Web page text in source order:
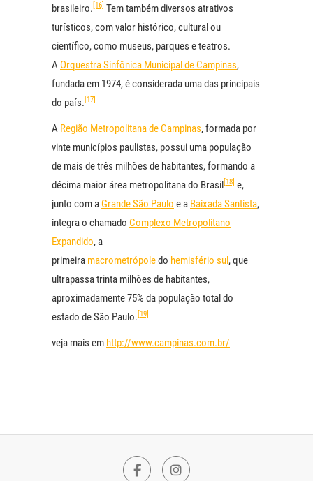
brasileiro. [16] Tem também diversos atrativos
turísticos, com valor histórico, cultural ou
científico, como museus, parques e teatros.
A Orquestra Sinfônica Municipal de Campinas,
fundada em 1974, é considerada uma das principais
do país. [17]
A Região Metropolitana de Campinas, formada por
vinte municípios paulistas, possui uma população
de mais de três milhões de habitantes, formando a
décima maior área metropolitana do Brasil [18] e,
junto com aGrande São Paulo e a Baixada Santista,
integra o chamado Complexo Metropolitano
Expandido, a
primeira macrometrópoledo hemisfério sul, que
ultrapassa trinta milhões de habitantes,
aproximadamente 75% da população total do
estado de São Paulo. [19]
veja mais em http://www.campinas.com.br/
F I